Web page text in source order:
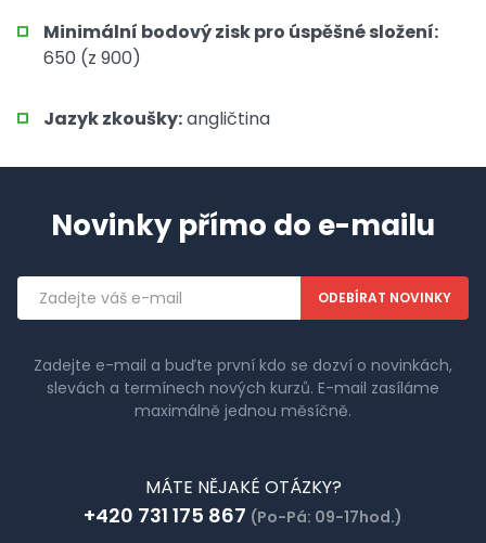
Minimální bodový zisk pro úspěšné složení:
650 (z 900)
Jazyk zkoušky:angličtina
Novinky přímo do e-mailu
Emailová
adresa
Zadejte e-mail a buďte první kdo se dozví o novinkách,
slevách a termínech nových kurzů. E-mail zasíláme
maximálně jednou měsíčně.
MÁTE NĚJAKÉ OTÁZKY?
+420 731 175 867 (Po-Pá: 09-17hod.)